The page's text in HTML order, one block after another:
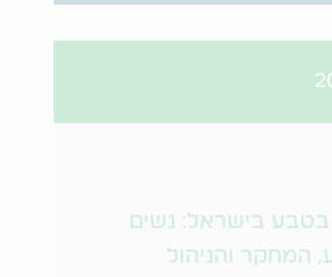
בטבע בישראל: נשים
המחקר והניהול